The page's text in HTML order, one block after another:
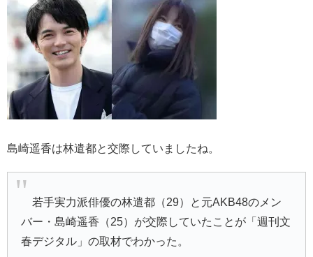
島崎遥香は林遣都と交際していましたね。
若手実力派俳優の林遣都（29）と元AKB48のメン
バー・島崎遥香（25）が交際していたことが「週刊文
春デジタル」の取材でわかった。